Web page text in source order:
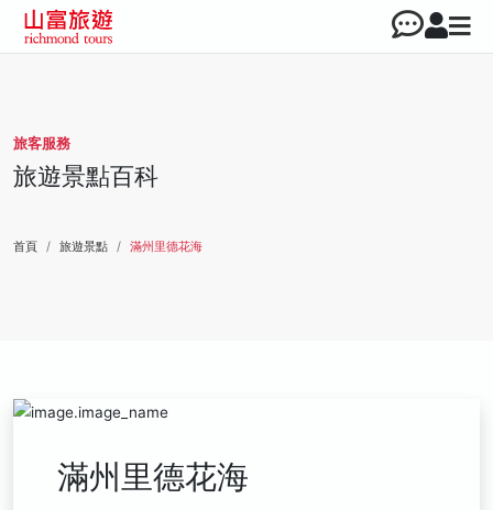
旅客服務
旅遊景點百科
首頁 旅遊景點 滿州里德花海
滿州里德花海